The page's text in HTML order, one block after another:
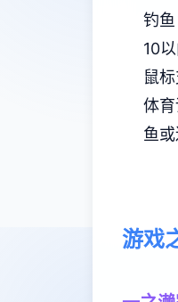
钓
10
鼠
体
鱼或
游戏